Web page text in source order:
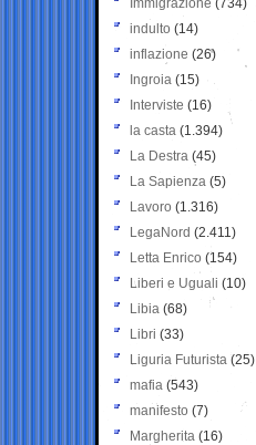
Immigrazione (734)
indulto (14)
inflazione (26)
Ingroia (15)
Interviste (16)
la casta (1.394)
La Destra (45)
La Sapienza (5)
Lavoro (1.316)
LegaNord (2.411)
Letta Enrico (154)
Liberi e Uguali (10)
Libia (68)
Libri (33)
Liguria Futurista (25)
mafia (543)
manifesto (7)
Margherita (16)